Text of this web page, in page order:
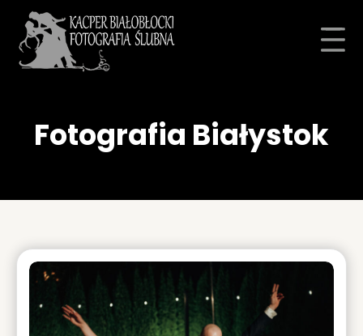
Fotografia Białystok